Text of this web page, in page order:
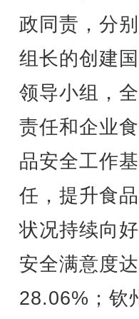
政同责，分
组长的创建
领导小组，
责任和企业
品安全工作
任，提升食
状况持续向
安全满意度
28.06%；钦